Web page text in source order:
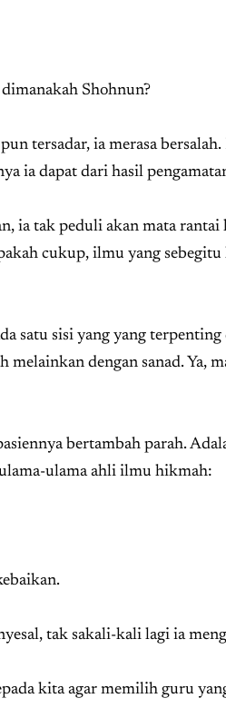
Shohnun?
tersadar, ia merasa
ia dapat dari hasil
ia tak peduli akan mata
cukup, ilmu yang
satu sisi yang yang
melainkan dengan sanad. Ya,
bertambah parah.
ulama ahli ilmu hikmah:
tak sakali-kali lagi ia
kita agar memilih guru